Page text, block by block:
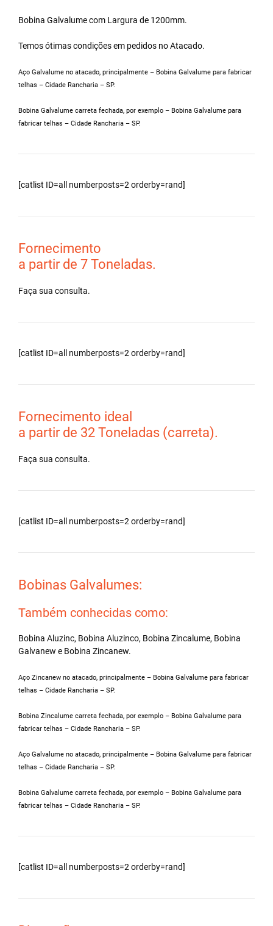
Bobina Galvalumecom Largura de 1200mm.
Temos ótimas condições em pedidos no Atacado.
Aço Galvalume no atacado, principalmente – Bobina Galvalume para fabricar
telhas – Cidade Rancharia – SP.
Bobina Galvalume carreta fechada, por exemplo – Bobina Galvalume para
fabricar telhas – Cidade Rancharia – SP.
[catlist ID=all numberposts=2 orderby=rand]
Fornecimento
a partir de 7 Toneladas.
Faça sua consulta.
[catlist ID=all numberposts=2 orderby=rand]
Fornecimento ideal
a partir de 32 Toneladas (carreta).
Faça sua consulta.
[catlist ID=all numberposts=2 orderby=rand]
Bobinas Galvalumes:
Também conhecidas como:
Bobina Aluzinc, Bobina Aluzinco, Bobina Zincalume, Bobina
Galvanew e Bobina Zincanew.
Aço Zincanew no atacado, principalmente – Bobina Galvalume para fabricar
telhas – Cidade Rancharia – SP.
Bobina Zincalume carreta fechada, por exemplo – Bobina Galvalume para
fabricar telhas – Cidade Rancharia – SP.
Aço Galvalume no atacado, principalmente – Bobina Galvalume para fabricar
telhas – Cidade Rancharia – SP.
Bobina Galvalume carreta fechada, por exemplo – Bobina Galvalume para
fabricar telhas – Cidade Rancharia – SP.
[catlist ID=all numberposts=2 orderby=rand]